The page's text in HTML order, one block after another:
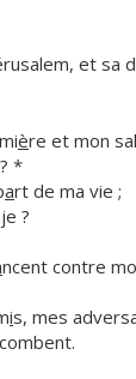
et sa
ère et mon
*
art de ma vie ;
?
ncent contre
is, mes